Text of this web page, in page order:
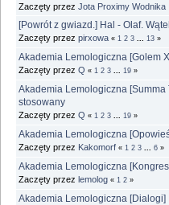
Zaczęty przez Jota Proximy Wodnika
[Powrót z gwiazd.] Hal - Olaf.
Zaczęty przez pirxowa « 1 2 3 13 »
Akademia Lemologiczna [Golem
Zaczęty przez Q « 1 2 3 19 »
Akademia Lemologiczna
stosowany
Zaczęty przez Q « 1 2 3 19 »
Akademia Lemologiczna
Zaczęty przez Kakomorf « 1 2 3 6 »
Akademia Lemologiczna
Zaczęty przez lemolog « 1 2 »
Akademia Lemologiczna [Dialogi]